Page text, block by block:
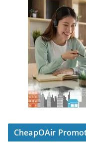
CheapOAir